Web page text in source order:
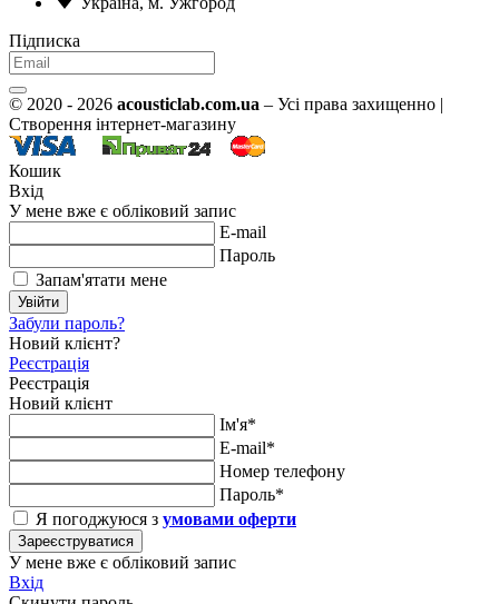
Підписка
© 2020 - 2026 acousticlab.com.ua – Усі права захищенно |
Створення інтернет-магазину
Кошик
Вхід
У мене вже є обліковий запис
E-mail
Пароль
Запам'ятати мене
Увійти
Забули пароль?
Новий клієнт?
Реєстрація
Реєстрація
Новий клієнт
Ім'я*
E-mail*
Номер телефону
Пароль*
Я погоджуюся з умовами оферти
Зареєструватися
У мене вже є обліковий запис
Вхід